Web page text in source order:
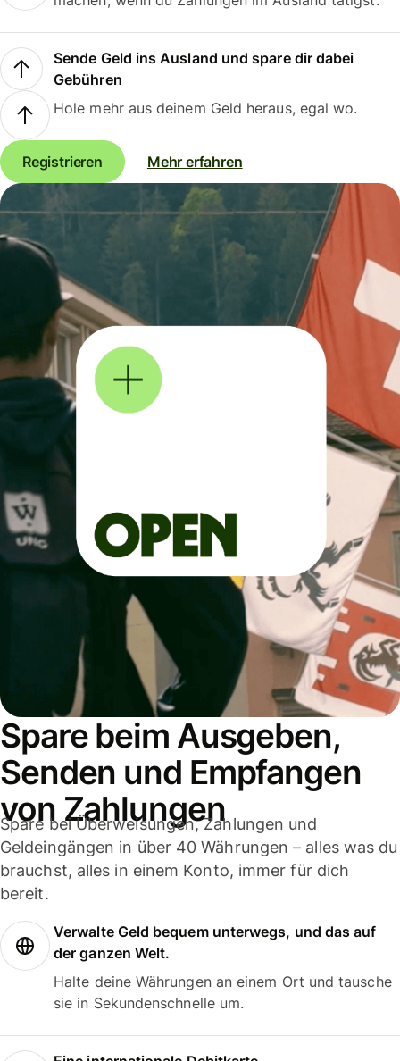
Sende Geld ins Ausland und spare dir dabei
Gebühren
Hole mehr aus deinem Geld heraus, egal wo.
Registrieren Mehr erfahren
Spare beim Ausgeben,
Senden und Empfangen
von Zahlungen
Spare bei Überweisungen, Zahlungen und
Geldeingängen in über 40 Währungen – alles was du
brauchst, alles in einem Konto, immer für dich
bereit.
Verwalte Geld bequem unterwegs, und das auf
der ganzen Welt.
Halte deine Währungen an einem Ort und tausche
sie in Sekundenschnelle um.